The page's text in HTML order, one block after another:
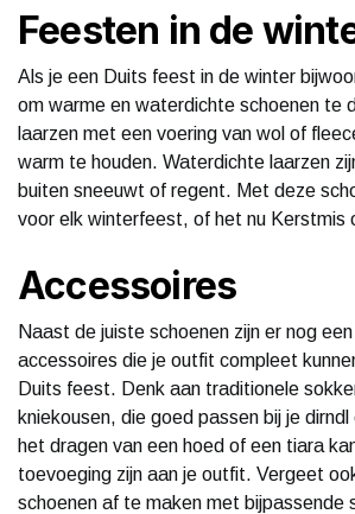
Feesten in de
Als je een Duits feest in de winter
om warme en waterdichte schoenen te
laarzen met een voering van wol of
warm te houden. Waterdichte laarzen
buiten sneeuwt of regent. Met deze
voor elk winterfeest, of het nu Kerstmis
Accessoires
Naast de juiste schoenen zijn er nog
accessoires die je outfit compleet
Duits feest. Denk aan traditionele
kniekousen, die goed passen bij je
het dragen van een hoed of een tiara
toevoeging zijn aan je outfit. Vergeet
schoenen af te maken met bijpassende